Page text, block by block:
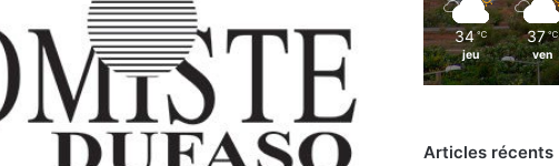
34 ℃
jeu
37 ℃
ven
Articles récents